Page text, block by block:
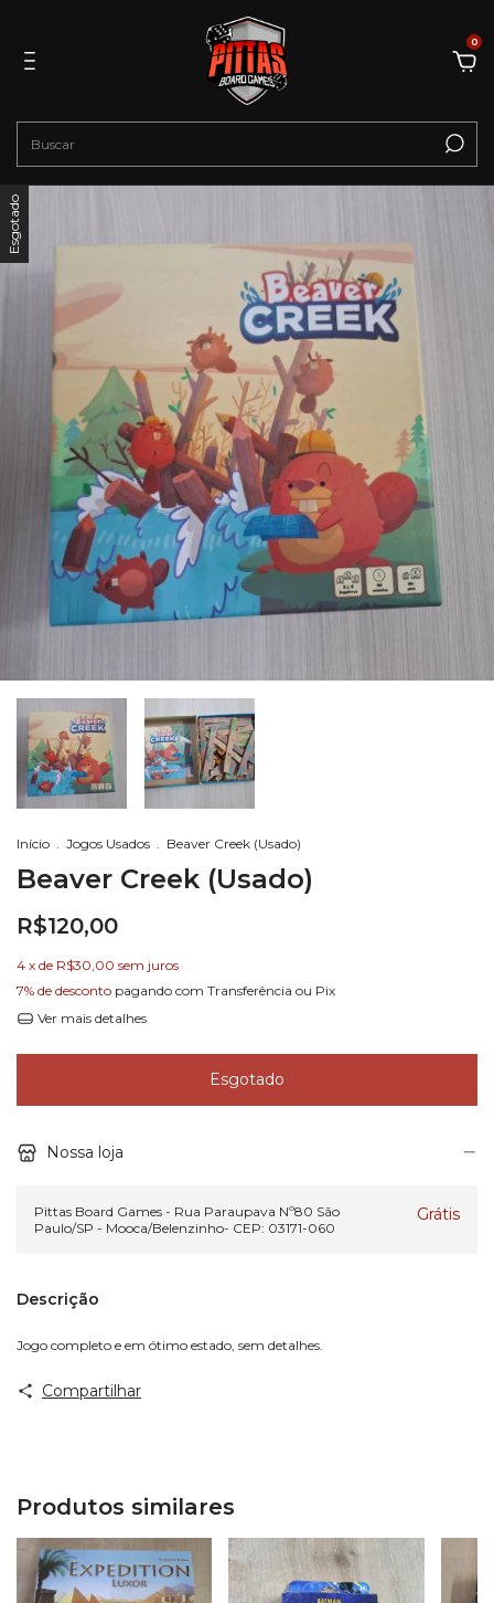
0
Esgotado
Início . Jogos Usados . Beaver Creek (Usado)
Beaver Creek (Usado)
R$120,00
4 x de R$30,00 sem juros
7% de desconto pagando com Transferência ou Pix
Ver mais detalhes
Nossa loja
Pittas Board Games - Rua Paraupava Nº80 São
Paulo/SP - Mooca/Belenzinho- CEP: 03171-060
Grátis
Descrição
Jogo completo e em ótimo estado, sem detalhes.
Compartilhar
Produtos similares